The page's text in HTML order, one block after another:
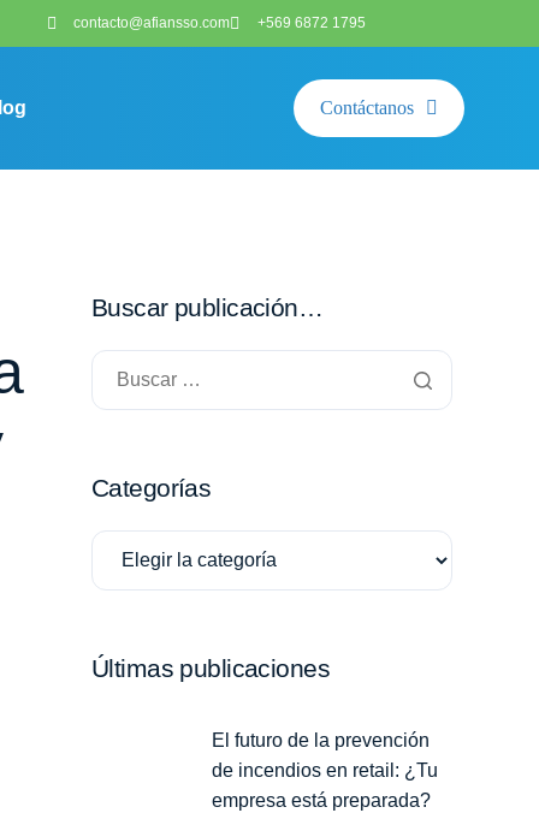
contacto@afiansso.com +569 6872 1795
Contáctanos
Buscar publicación…
Categorías
Últimas publicaciones
El futuro de la prevención
de incendios en retail: ¿Tu
empresa está preparada?